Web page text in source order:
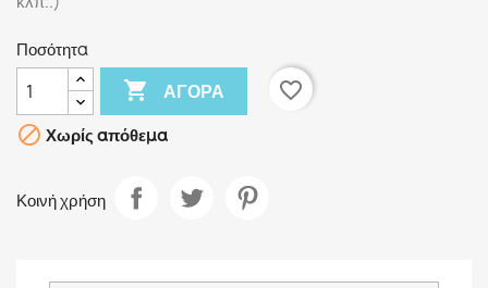
Ποσότητα
 ΑΓΟΡΆ
favorite_border
 Χωρίς απόθεμα
Κοινή χρήση